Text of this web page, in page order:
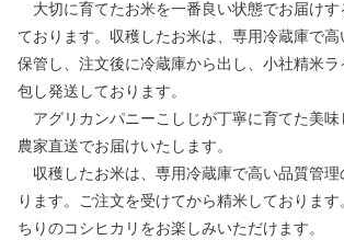
大切に育てたお米を一番良い状態でお届けす
ております。収穫したお米は、専用冷蔵庫で高
保管し、注文後に冷蔵庫から出し、小社精米ラ
包し発送しております。
アグリカンパニーこしじが丁寧に育てた美味
農家直送でお届けいたします。
収穫したお米は、専用冷蔵庫で高い品質管理
ります。ご注文を受けてから精米しておりま
ちりのコシヒカリをお楽しみいただけます。